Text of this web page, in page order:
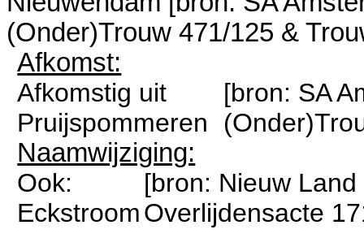
(Onder)Trouw 471/125 &
Afkomst:
Afkomstig uit
Pruijspommeren
[bron: SA
Naamwijziging:
Ook:
Eckstroom
[bron: Nieuw
Overlijdensacte